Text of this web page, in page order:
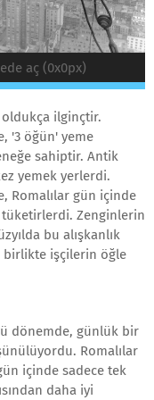
aç (0x0px)
oldukça ilginçtir.
'3 öğün' yeme
sahiptir. Antik
yemek yerlerdi.
Romalılar gün içinde
Zenginlerin
bu alışkanlık
birlikte işçilerin öğle
dönemde, günlük bir
Romalılar
içinde sadece tek
daha iyi